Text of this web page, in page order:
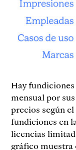
Hay
mensual por
precios según el
fundiciones en
licencias
gráfico muestra